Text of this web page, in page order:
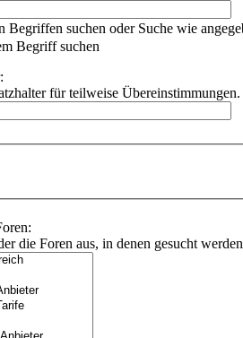
Begriffen suchen oder Suche wie
Begriff suchen
für teilweise Übereinstimmungen.
die Foren aus, in denen gesucht